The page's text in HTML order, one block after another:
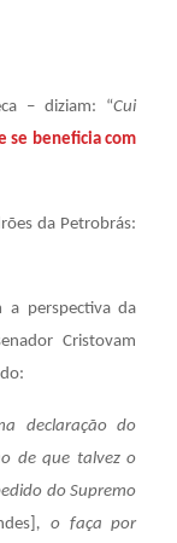
– diziam: “Cui
se beneficia com
da Petrobrás:
a perspectiva da
Cristovam
declaração do
de que talvez o
do Supremo
, o faça por